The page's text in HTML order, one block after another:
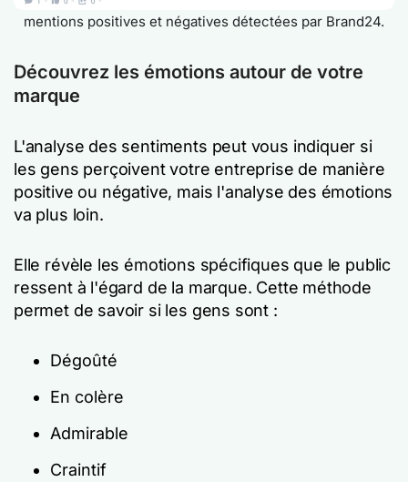
mentions positives et négatives détectées par Brand24.
Découvrez les émotions autour de votre
marque
L'analyse des sentiments peut vous indiquer si
les gens perçoivent votre entreprise de manière
positive ou négative, mais l'analyse des émotions
va plus loin.
Elle révèle les émotions spécifiques que le public
ressent à l'égard de la marque. Cette méthode
permet de savoir si les gens sont :
Dégoûté
En colère
Admirable
Craintif